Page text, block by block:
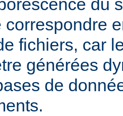
du
correspondre
fichiers, car
générées
de